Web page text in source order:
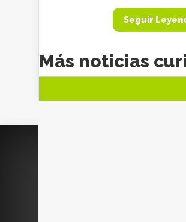
Seguir
Más noticias